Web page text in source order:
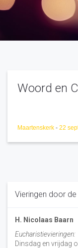
Woord en
Maartenskerk - 22
Vieringen door
H. Nicolaas Baarn
Eucharistievieringen:
Dinsdag en vrijdag